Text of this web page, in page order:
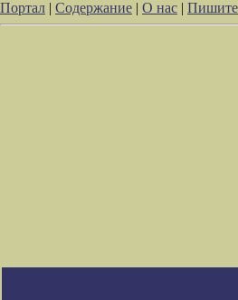
Портал | Содержание | О нас | Пишите